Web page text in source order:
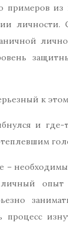
из
личности.
к
и где-
–
процесс